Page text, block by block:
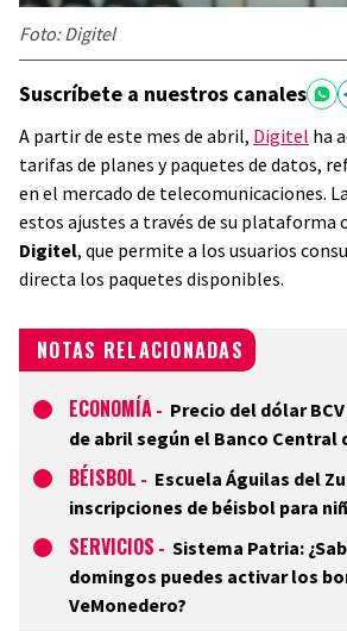
Foto: Digitel
Suscríbete a nuestros canales
A partir de este mes de abril, Digitel ha
tarifas de planes y paquetes de datos,
en el mercado de telecomunicaciones.
estos ajustes a través de su plataforma
Digitel, que permite a los usuarios
directa los paquetes disponibles.
NOTAS RELACIONADAS
ECONOMÍA - Precio del dólar
de abril según el Banco Central
BÉISBOL - Escuela Águilas del
inscripciones de béisbol para
SERVICIOS - Sistema Patria:
domingos puedes activar los
VeMonedero?